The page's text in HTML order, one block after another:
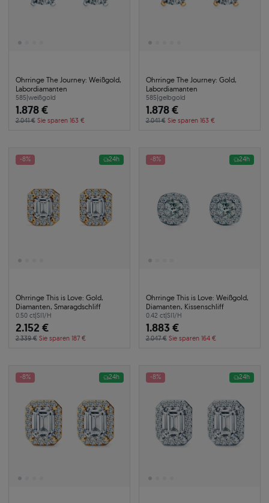
Ohrringe The Journey: Weißgold,
Labordiamanten
585|weißgold
1.878 €
2.041 € Sie sparen 163 €
Ohrringe The Journey: Gold,
Labordiamanten
585|gelbgold
1.878 €
2.041 € Sie sparen 163 €
-8% 24h
Ohrringe This is Love: Gold,
Diamanten, Smaragdschliff
0.50 ct|SI1/H
2.152 €
2.339 € Sie sparen 187 €
-8% 24h
Ohrringe This is Love: Weißgold,
Diamanten, Kissenschliff
0.42 ct|SI1/H
1.883 €
2.047 € Sie sparen 164 €
-8% 24h -8% 24h